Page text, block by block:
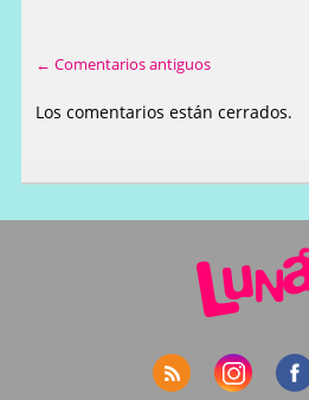
← Comentarios antiguos
Los comentarios están cerrados.